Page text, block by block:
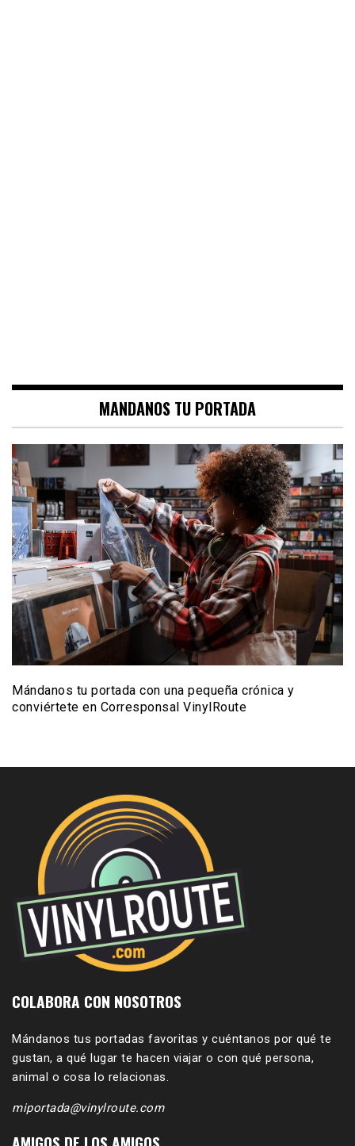
MANDANOS TU PORTADA
Mándanos tu portada con una pequeña crónica y
conviértete en Corresponsal VinylRoute
COLABORA CON NOSOTROS
Mándanos tus portadas favoritas y cuéntanos por qué te
gustan, a qué lugar te hacen viajar o con qué persona,
animal o cosa lo relacionas.
miportada@vinylroute.com